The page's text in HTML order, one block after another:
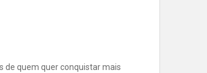
de quem quer conquistar mais